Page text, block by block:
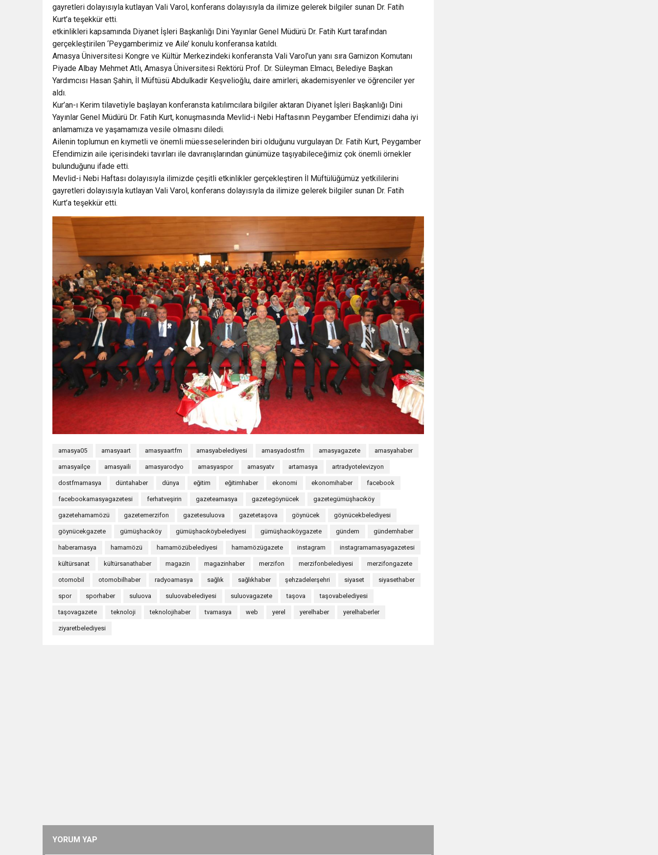
gayretleri dolayısıyla kutlayan Vali Varol, konferans dolayısıyla da ilimize gelerek bilgiler sunan Dr. Fatih
Kurt’a teşekkür etti.
etkinlikleri kapsamında Diyanet İşleri Başkanlığı Dini Yayınlar Genel Müdürü Dr. Fatih Kurt tarafından
gerçekleştirilen ‘Peygamberimiz ve Aile’ konulu konferansa katıldı.
Amasya Üniversitesi Kongre ve Kültür Merkezindeki konferansta Vali Varol’un yanı sıra Garnizon Komutanı
Piyade Albay Mehmet Atlı, Amasya Üniversitesi Rektörü Prof. Dr. Süleyman Elmacı, Belediye Başkan
Yardımcısı Hasan Şahin, İl Müftüsü Abdulkadir Keşvelioğlu, daire amirleri, akademisyenler ve öğrenciler yer
aldı.
Kur’an-ı Kerim tilavetiyle başlayan konferansta katılımcılara bilgiler aktaran Diyanet İşleri Başkanlığı Dini
Yayınlar Genel Müdürü Dr. Fatih Kurt, konuşmasında Mevlid-i Nebi Haftasının Peygamber Efendimizi daha iyi
anlamamıza ve yaşamamıza vesile olmasını diledi.
Ailenin toplumun en kıymetli ve önemli müesseselerinden biri olduğunu vurgulayan Dr. Fatih Kurt, Peygamber
Efendimizin aile içerisindeki tavırları ile davranışlarından günümüze taşıyabileceğimiz çok önemli örnekler
bulunduğunu ifade etti.
Mevlid-i Nebi Haftası dolayısıyla ilimizde çeşitli etkinlikler gerçekleştiren İl Müftülüğümüz yetkililerini
gayretleri dolayısıyla kutlayan Vali Varol, konferans dolayısıyla da ilimize gelerek bilgiler sunan Dr. Fatih
Kurt’a teşekkür etti.
amasya05 amasyaart amasyaartfm amasyabelediyesi amasyadostfm amasyagazete amasyahaber
amasyailçe amasyaili amasyarodyo amasyaspor amasyatv artamasya artradyotelevizyon
dostfmamasya düntahaber dünya eğitim eğitimhaber ekonomi ekonomihaber facebook
facebookamasyagazetesi ferhatveşirin gazeteamasya gazetegöynücek gazetegümüşhacıköy
gazetehamamözü gazetemerzifon gazetesuluova gazetetaşova göynücek göynücekbelediyesi
göynücekgazete gümüşhacıköy gümüşhacıköybelediyesi gümüşhacıköygazete gündem gündemhaber
haberamasya hamamözü hamamözübelediyesi hamamözügazete instagram instagramamasyagazetesi
kültürsanat kültürsanathaber magazin magazinhaber merzifon merzifonbelediyesi merzifongazete
otomobil otomobilhaber radyoamasya sağlık sağlıkhaber şehzadelerşehri siyaset siyasethaber
spor sporhaber suluova suluovabelediyesi suluovagazete taşova taşovabelediyesi
taşovagazete teknoloji teknolojihaber tvamasya web yerel yerelhaber yerelhaberler
ziyaretbelediyesi
YORUM YAP